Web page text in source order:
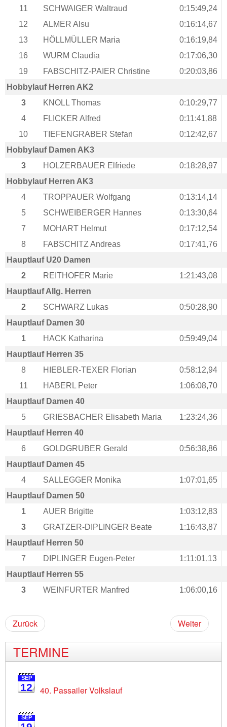
11
SCHWAIGER Waltraud
0:15:49,24
12
ALMER Alsu
0:16:14,67
13
HÖLLMÜLLER Maria
0:16:19,84
16
WURM Claudia
0:17:06,30
19
FABSCHITZ-PAIER Christine
0:20:03,86
Hobbylauf Herren AK2
3
KNOLL Thomas
0:10:29,77
4
FLICKER Alfred
0:11:41,88
10
TIEFENGRABER Stefan
0:12:42,67
Hobbylauf Damen AK3
3
HOLZERBAUER Elfriede
0:18:28,97
Hobbylauf Herren AK3
4
TROPPAUER Wolfgang
0:13:14,14
5
SCHWEIBERGER Hannes
0:13:30,64
7
MOHART Helmut
0:17:12,54
8
FABSCHITZ Andreas
0:17:41,76
Hauptlauf U20 Damen
2
REITHOFER Marie
1:21:43,08
Hauptlauf Allg. Herren
2
SCHWARZ Lukas
0:50:28,90
Hauptlauf Damen 30
1
HACK Katharina
0:59:49,04
Hauptlauf Herren 35
8
HIEBLER-TEXER Florian
0:58:12,94
11
HABERL Peter
1:06:08,70
Hauptlauf Damen 40
5
GRIESBACHER Elisabeth Maria
1:23:24,36
Hauptlauf Herren 40
6
GOLDGRUBER Gerald
0:56:38,86
Hauptlauf Damen 45
4
SALLEGGER Monika
1:07:01,65
Hauptlauf Damen 50
1
AUER Brigitte
1:03:12,83
3
GRATZER-DIPLINGER Beate
1:16:43,87
Hauptlauf Herren 50
7
DIPLINGER Eugen-Peter
1:11:01,13
Hauptlauf Herren 55
3
WEINFURTER Manfred 1:06:00,16
Zurück Weiter
TERMINE
SEP
12 40. Passailer Volkslauf
SEP